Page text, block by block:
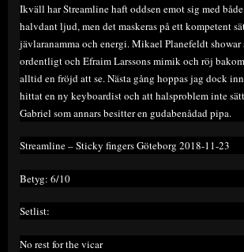
Ikväll har Streamline haft oddsen emot sig med
halvdant ljud, men det maskeras på ett kompetent
jävlaranamma och energi. Mikael Planefeldt
ordentligt och Efraim Larssons mimik och röj
alltid en fröjd att se. Nästa gång hoppas jag dock
hittat en ny keyboardist och att halsproblem inte
Gabriel som annars besitter en gudabenådad pipa.
Streamline – Sticky fingers Göteborg 2018-11-23
Betyg: 6/10
Setlist:
No rest for the vicar